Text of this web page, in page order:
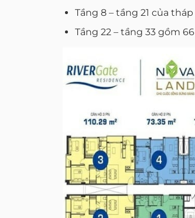
Tầng 8 – tầng 21 của
Tầng 22 – tầng 33 gồm